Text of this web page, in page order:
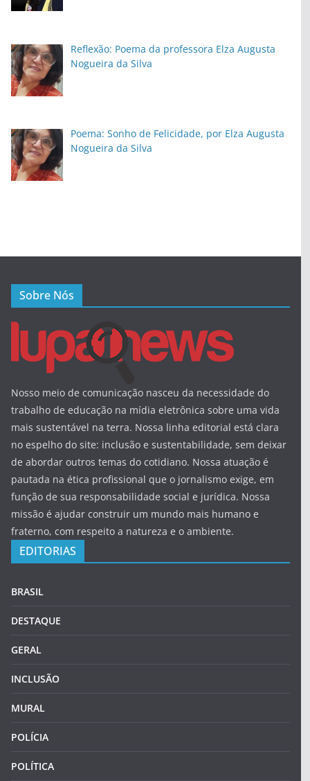
Reflexão: Poema da professora Elza Augusta
Nogueira da Silva
Poema: Sonho de Felicidade, por Elza Augusta
Nogueira da Silva
Sobre Nós
Nosso meio de comunicação nasceu da necessidade do
trabalho de educação na mídia eletrônica sobre uma vida
mais sustentável na terra. Nossa linha editorial está clara
no espelho do site: inclusão e sustentabilidade, sem deixar
de abordar outros temas do cotidiano. Nossa atuação é
pautada na ética profissional que o jornalismo exige, em
função de sua responsabilidade social e jurídica. Nossa
missão é ajudar construir um mundo mais humano e
fraterno, com respeito a natureza e o ambiente.
EDITORIAS
BRASIL
DESTAQUE
GERAL
INCLUSÃO
MURAL
POLÍCIA
POLÍTICA